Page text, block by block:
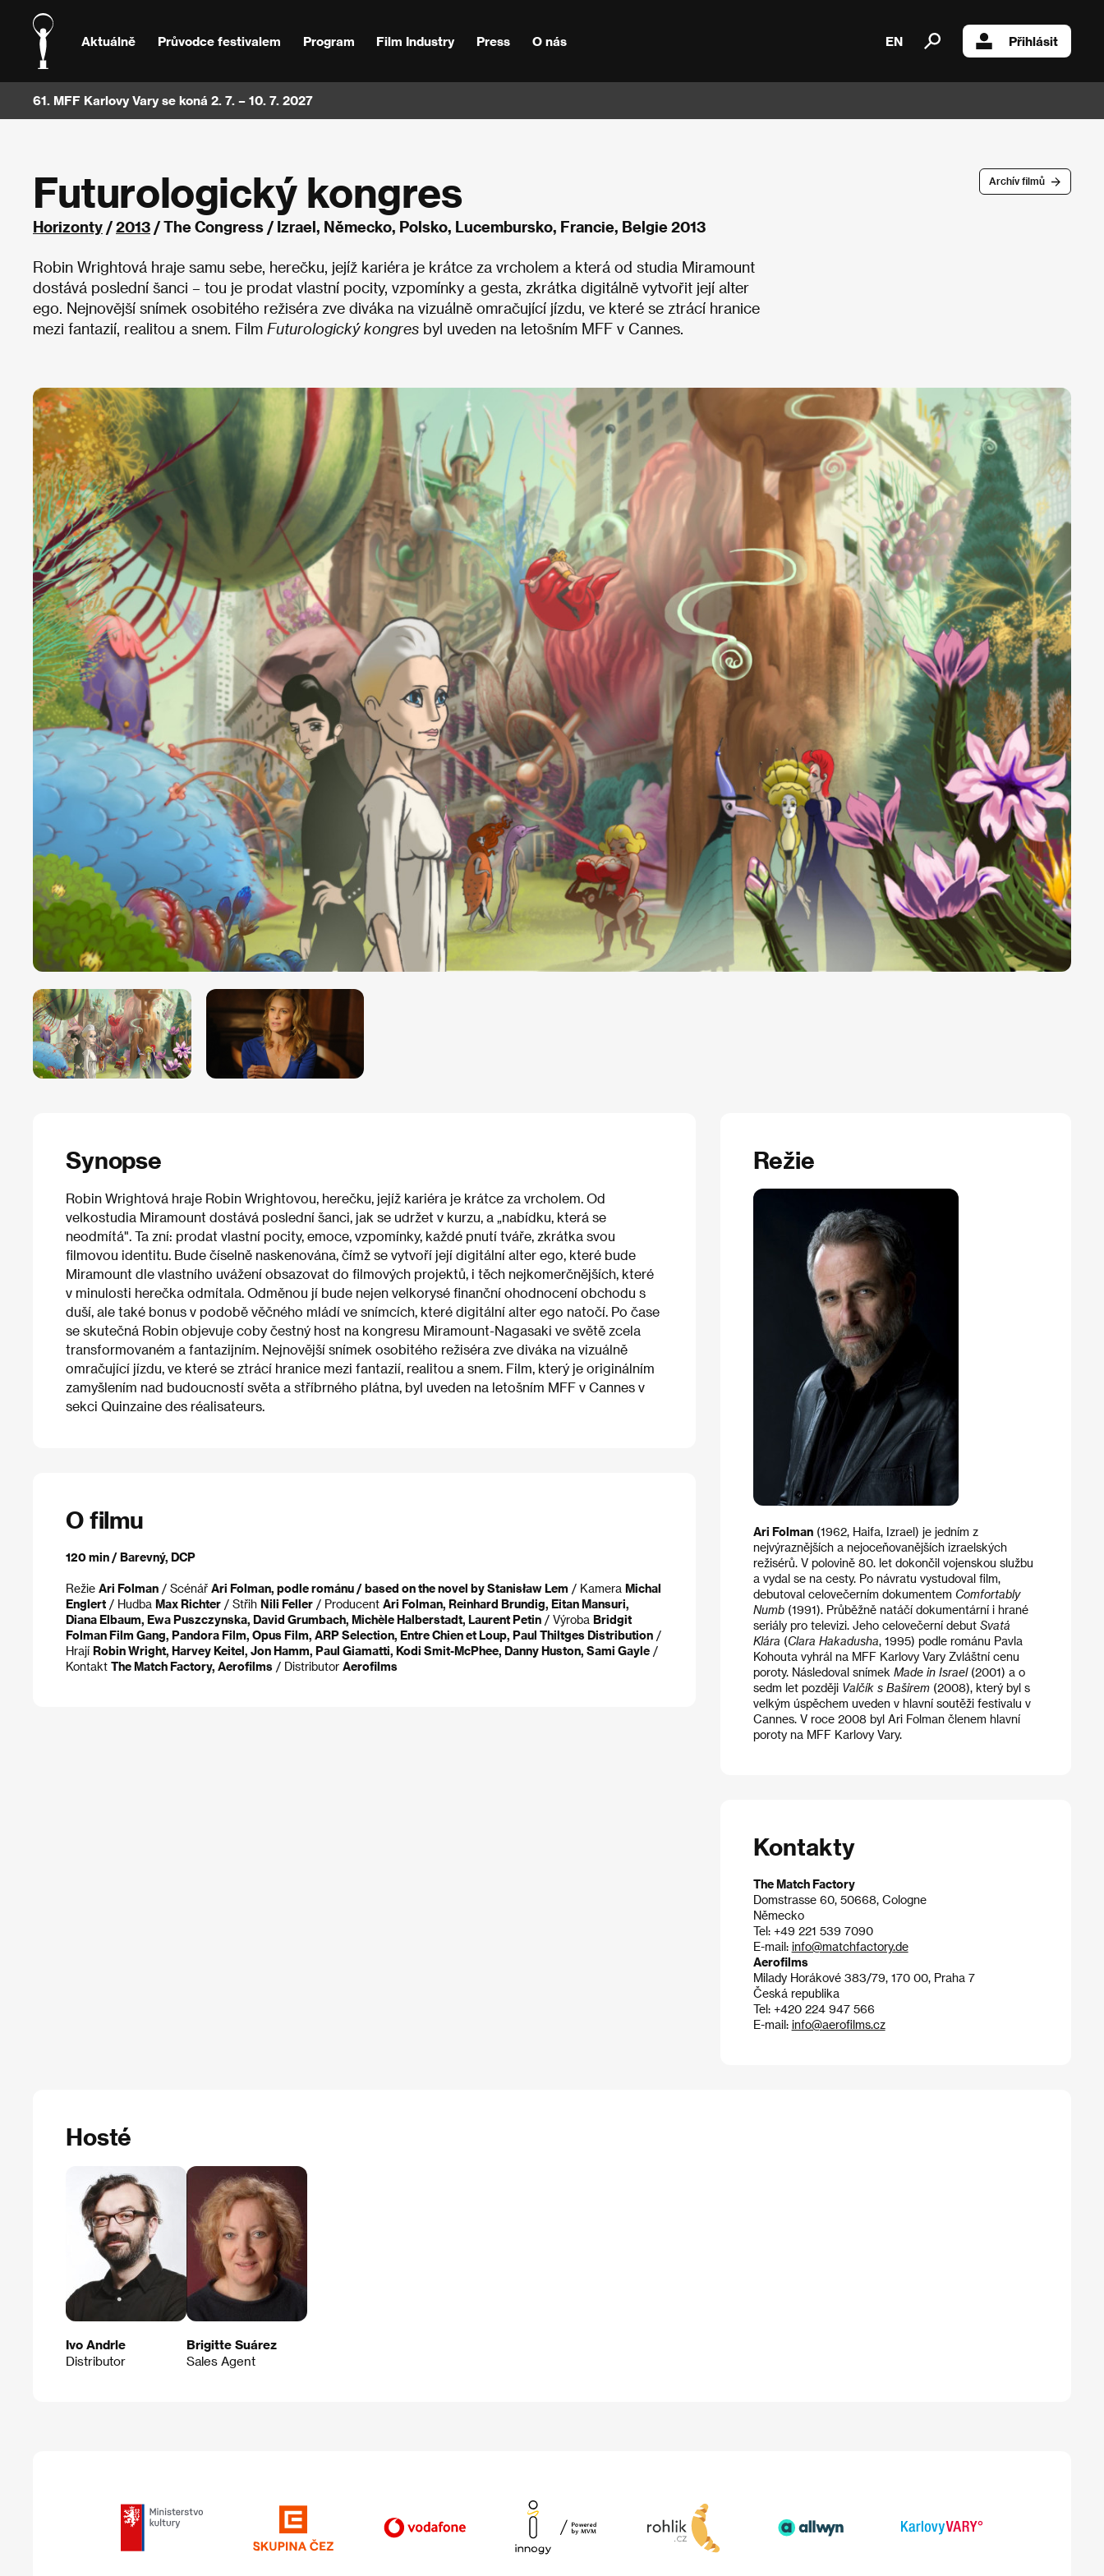
Aktuálně Průvodce festivalem Program Film Industry Press O nás EN Přihlásit
61. MFF Karlovy Vary se koná 2. 7. – 10. 7. 2027
Archív filmů
Futurologický kongres
Horizonty /2013 / The Congress / Izrael, Německo, Polsko, Lucembursko, Francie, Belgie 2013
Robin Wrightová hraje samu sebe, herečku, jejíž kariéra je krátce za vrcholem a která od studia Miramount
dostává poslední šanci – tou je prodat vlastní pocity, vzpomínky a gesta, zkrátka digitálně vytvořit její alter
ego. Nejnovější snímek osobitého režiséra zve diváka na vizuálně omračující jízdu, ve které se ztrácí hranice
mezi fantazií, realitou a snem. Film Futurologický kongres byl uveden na letošním MFF v Cannes.
Synopse
Robin Wrightová hraje Robin Wrightovou, herečku, jejíž kariéra je krátce za vrcholem. Od
velkostudia Miramount dostává poslední šanci, jak se udržet v kurzu, a „nabídku, která se
neodmítá". Ta zní: prodat vlastní pocity, emoce, vzpomínky, každé pnutí tváře, zkrátka svou
filmovou identitu. Bude číselně naskenována, čímž se vytvoří její digitální alter ego, které bude
Miramount dle vlastního uvážení obsazovat do filmových projektů, i těch nejkomerčnějších, které
v minulosti herečka odmítala. Odměnou jí bude nejen velkorysé finanční ohodnocení obchodu s
duší, ale také bonus v podobě věčného mládí ve snímcích, které digitální alter ego natočí. Po čase
se skutečná Robin objevuje coby čestný host na kongresu Miramount-Nagasaki ve světě zcela
transformovaném a fantazijním. Nejnovější snímek osobitého režiséra zve diváka na vizuálně
omračující jízdu, ve které se ztrácí hranice mezi fantazií, realitou a snem. Film, který je originálním
zamyšlením nad budoucností světa a stříbrného plátna, byl uveden na letošním MFF v Cannes v
sekci Quinzaine des réalisateurs.
O filmu
120 min / Barevný, DCP
Režie Ari Folman / Scénář Ari Folman, podle románu / based on the novel by Stanisław Lem / Kamera Michal
Englert / Hudba Max Richter / Střih Nili Feller / Producent Ari Folman, Reinhard Brundig, Eitan Mansuri,
Diana Elbaum, Ewa Puszczynska, David Grumbach, Michèle Halberstadt, Laurent Petin / Výroba Bridgit
Folman Film Gang, Pandora Film, Opus Film, ARP Selection, Entre Chien et Loup, Paul Thiltges Distribution /
Hrají Robin Wright, Harvey Keitel, Jon Hamm, Paul Giamatti, Kodi Smit-McPhee, Danny Huston, Sami Gayle /
Kontakt The Match Factory, Aerofilms / Distributor Aerofilms
Režie
Ari Folman(1962, Haifa, Izrael) je jedním z
nejvýraznějších a nejoceňovanějších izraelských
režisérů. V polovině 80. let dokončil vojenskou službu
a vydal se na cesty. Po návratu vystudoval film,
debutoval celovečerním dokumentem Comfortably
Numb(1991). Průběžně natáčí dokumentární i hrané
seriály pro televizi. Jeho celovečerní debut Svatá
Klára (Clara Hakadusha, 1995) podle románu Pavla
Kohouta vyhrál na MFF Karlovy Vary Zvláštní cenu
poroty. Následoval snímek Made in Israel(2001) a o
sedm let pozdějiValčík s Baširem(2008), který byl s
velkým úspěchem uveden v hlavní soutěži festivalu v
Cannes. V roce 2008 byl Ari Folman členem hlavní
poroty na MFF Karlovy Vary.
Kontakty
The Match Factory
Domstrasse 60, 50668, Cologne
Německo
Tel: +49 221 539 7090
E-mail: info@matchfactory.de
Aerofilms
Milady Horákové 383/79, 170 00, Praha 7
Česká republika
Tel: +420 224 947 566
E-mail: info@aerofilms.cz
Hosté
Ivo Andrle
Distributor
Brigitte Suárez
Sales Agent